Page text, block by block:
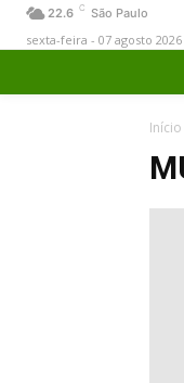
22.6 C São Paulo
sexta-feira - 07 agosto 2026
Início